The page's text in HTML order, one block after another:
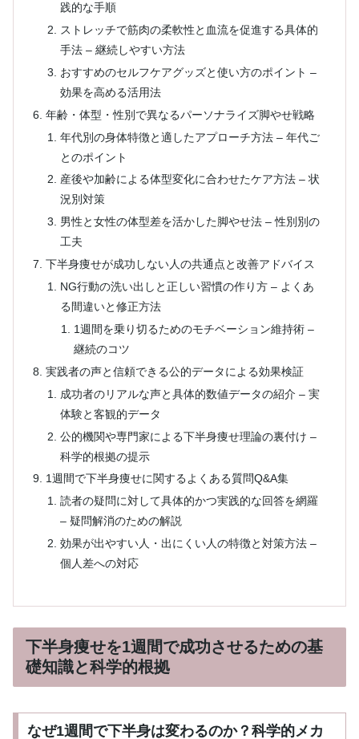
践的な手順
ストレッチで筋肉の柔軟性と血流を促進する具体的
手法 – 継続しやすい方法
おすすめのセルフケアグッズと使い方のポイント –
効果を高める活用法
年齢・体型・性別で異なるパーソナライズ脚やせ戦略
年代別の身体特徴と適したアプローチ方法 – 年代ご
とのポイント
産後や加齢による体型変化に合わせたケア方法 – 状
況別対策
男性と女性の体型差を活かした脚やせ法 – 性別別の
工夫
下半身痩せが成功しない人の共通点と改善アドバイス
NG行動の洗い出しと正しい習慣の作り方 – よくあ
る間違いと修正方法
1週間を乗り切るためのモチベーション維持術 –
継続のコツ
実践者の声と信頼できる公的データによる効果検証
成功者のリアルな声と具体的数値データの紹介 – 実
体験と客観的データ
公的機関や専門家による下半身痩せ理論の裏付け –
科学的根拠の提示
1週間で下半身痩せに関するよくある質問Q&A集
読者の疑問に対して具体的かつ実践的な回答を網羅
– 疑問解消のための解説
効果が出やすい人・出にくい人の特徴と対策方法 –
個人差への対応
下半身痩せを1週間で成功させるための基
礎知識と科学的根拠
なぜ1週間で下半身は変わるのか？科学的メカ